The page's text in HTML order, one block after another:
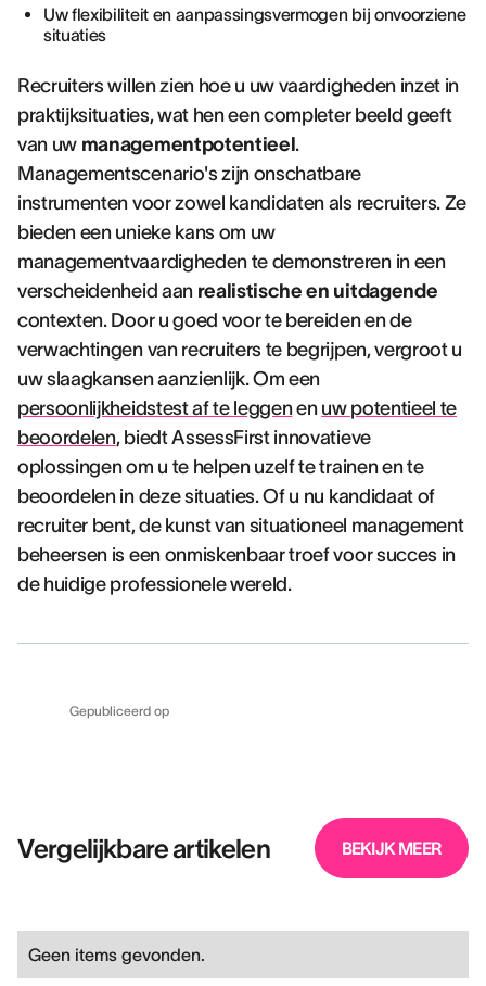
Uw flexibiliteit en aanpassingsvermogen bij onvoorziene
situaties
Recruiters willen zien hoe u uw vaardigheden inzet in
praktijksituaties, wat hen een completer beeld geeft
van uw managementpotentieel.
Managementscenario's zijn onschatbare
instrumenten voor zowel kandidaten als recruiters. Ze
bieden een unieke kans om uw
managementvaardigheden te demonstreren in een
verscheidenheid aan realistische en uitdagende
contexten. Door u goed voor te bereiden en de
verwachtingen van recruiters te begrijpen, vergroot u
uw slaagkansen aanzienlijk. Om een
persoonlijkheidstest af te leggenen uw potentieel te
beoordelen, biedt AssessFirst innovatieve
oplossingen om u te helpen uzelf te trainen en te
beoordelen in deze situaties. Of u nu kandidaat of
recruiter bent, de kunst van situationeel management
beheersen is een onmiskenbaar troef voor succes in
de huidige professionele wereld.
Gepubliceerd op
Vergelijkbare artikelen BEKIJK MEER
Geen items gevonden.